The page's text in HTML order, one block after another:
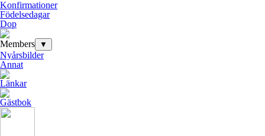
Konfirmationer
Födelsedagar
Dop
Members
▼
Nyårsbilder
Annat
Länkar
Gästbok